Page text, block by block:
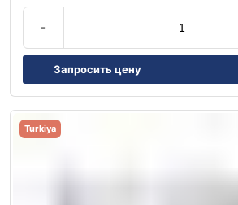
-
Запросить цену
Turkiya